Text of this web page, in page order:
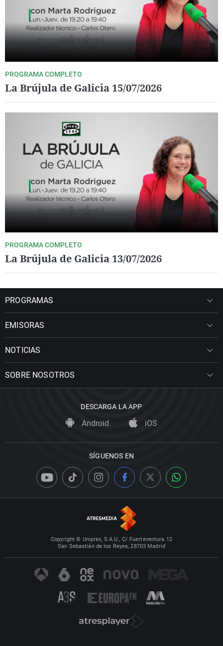
PROGRAMA COMPLETO
La Brújula de Galicia 15/07/2026
PROGRAMA COMPLETO
La Brújula de Galicia 13/07/2026
PROGRAMAS
EMISORAS
NOTICIAS
SOBRE NOSOTROS
DESCARGA LA APP
Android iOS
SÍGUENOS EN
Copyright © Uniprex, S.A.U., C/ Fuerteventura 12
San Sebastián de los Reyes, 28703 Madrid